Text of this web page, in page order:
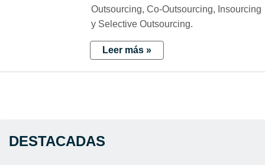
Outsourcing, Co-Outsourcing, Insourcing
y Selective Outsourcing.
Leer más »
DESTACADAS